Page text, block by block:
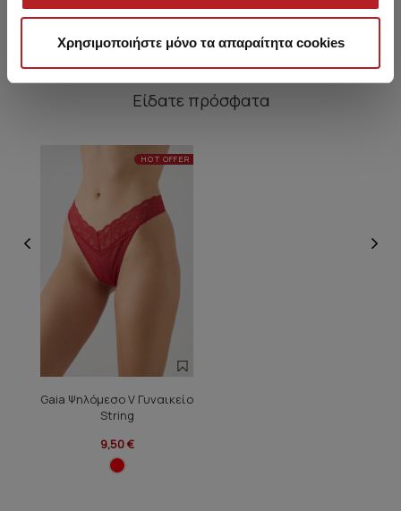
Χρησιμοποιήστε μόνο τα απαραίτητα cookies
Είδατε πρόσφατα
HOT OFFER
Gaia Ψηλόμεσο V Γυναικείο
String
9,50 €